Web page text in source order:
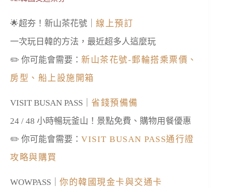
🌟超夯！新山茶花號｜ 線上預訂
一次玩日韓的方法，最近超多人這麼玩
✏️ 你可能會需要： 新山茶花號-郵輪搭乘票價、
房型、船上設施開箱
VISIT BUSAN PASS｜ 省錢預備備
24 / 48 小時暢玩釜山！景點免費、購物用餐優惠
✏️ 你可能會需要： VISIT BUSAN PASS通行證
攻略與購買
WOWPASS｜ 你的韓國現金卡與交通卡